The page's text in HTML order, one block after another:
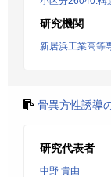
研究機関
新居浜工業高等
骨異方性誘導
研究代表者
中野 貴由